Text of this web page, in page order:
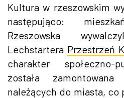
Kultura w rzeszowskim
następująco:
Rzeszowska
Lechstartera Przestrzeń
charakter społeczno-
została
należących do miasta, co